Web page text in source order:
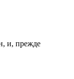
и, прежде